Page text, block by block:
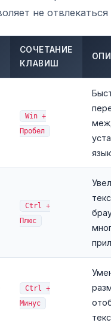
не
СОЧЕТАНИЕ
КЛАВИШ
Win +
Пробел
Ctrl +
Плюс
Ctrl +
Минус